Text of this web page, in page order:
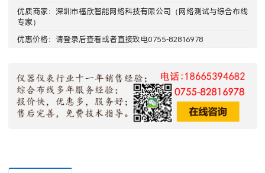
优质商家： 深圳市福欣智能网络科技有限公司 （网络测试与综合布线
专家）
优惠价格：请登录后查看或者直接致电0755-82816978